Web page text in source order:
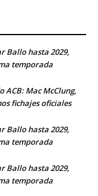
Ballo hasta 2029,
temporada
Mac McClung,
fichajes oficiales
Ballo hasta 2029,
temporada
Ballo hasta 2029,
temporada